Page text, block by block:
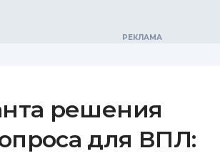
решения
для ВПЛ: